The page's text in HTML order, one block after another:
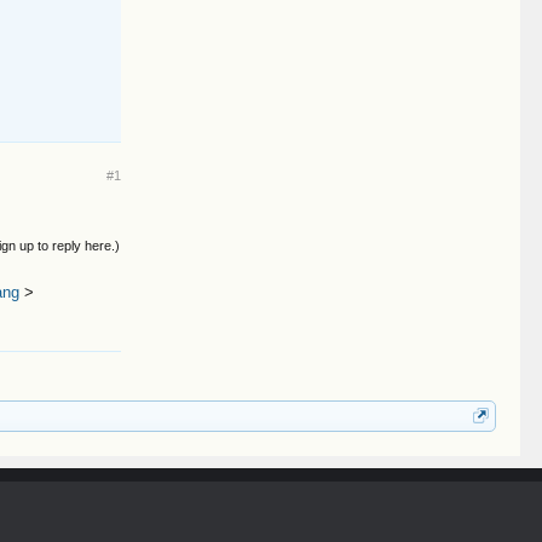
#1
up to reply here.)
>